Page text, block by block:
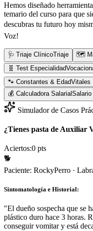
Hemos diseñado
temario del curso para que
descubras tu futuro hoy
Voz!
🩺 Triaje ClínicoTriaje 🗺️
🧬 Test Especialidad
🐾 Constantes & EdadVitales
💰 Calculadora SalarialSalario
Simulador de Casos
¿Tienes pasta de Auxiliar
Aciertos:0 pts
🐕
Paciente: RockyPerro ·
Sintomatología e Historial:
"El dueño sospecha que se
plástico duro hace 3 horas.
conseguir vomitar y está